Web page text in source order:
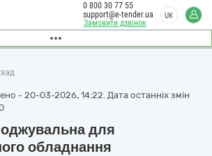
Замовити дзвінок
0 800 30 77 55
support@e-tender.ua
UK
- 20-03-2026, 14:22. Дата останніх змін
для
обладнання